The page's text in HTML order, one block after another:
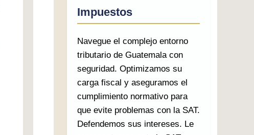
Impuestos
Navegue el complejo entorno
tributario de Guatemala con
seguridad. Optimizamos su
carga fiscal y aseguramos el
cumplimiento normativo para
que evite problemas con la SAT.
Defendemos sus intereses. Le